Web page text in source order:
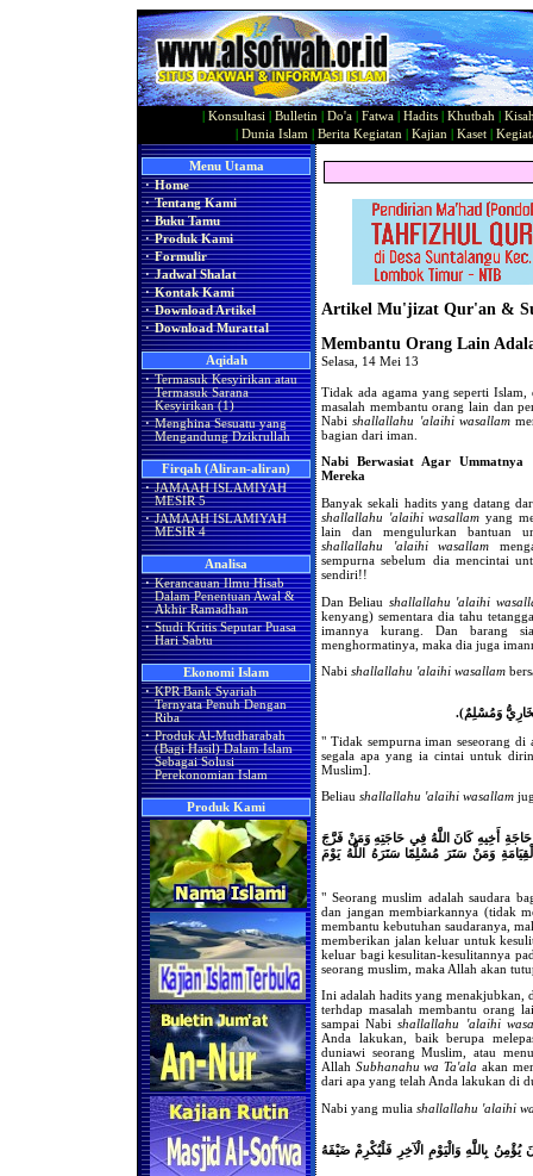
Konsultasi Bulletin Do'a Fatwa Hadits Khutbah
Dunia Islam Berita Kegiatan Kajian Kaset|
Menu Utama
· Home
· Tentang Kami
· Buku Tamu
· Produk Kami
· Formulir
· Jadwal Shalat
· Kontak Kami
· Download Artikel
· Download Murattal
Aqidah
· Termasuk Kesyirikan atau
Termasuk Sarana
Kesyirikan (1)
· Menghina Sesuatu yang
Mengandung Dzikrullah
Firqah (Aliran-aliran)
· JAMAAH ISLAMIYAH
MESIR 5
· JAMAAH ISLAMIYAH
MESIR 4
Analisa
· Kerancauan Ilmu Hisab
Dalam Penentuan Awal &
Akhir Ramadhan
· Studi Kritis Seputar Puasa
Hari Sabtu
Ekonomi Islam
· KPR Bank Syariah
Ternyata Penuh Dengan
Riba
· Produk Al-Mudharabah
(Bagi Hasil) Dalam Islam
Sebagai Solusi
Perekonomian Islam
Produk Kami
Artikel Mu'jizat Qur'an &
Membantu Orang Lain
Selasa, 14 Mei 13
Tidak ada agama yang seperti
masalah membantu orang lain dan
Nabishallallahu 'alaihi wasallam
bagian dari iman.
Nabi Berwasiat Agar Ummatnya
Mereka
Banyak sekali hadits yang datang
shallallahu 'alaihi wasallam yang
lain dan mengulurkan bantuan
shallallahu 'alaihi wasallam
sempurna sebelum dia mencintai
sendiri!!
Dan Beliau shallallahu 'alaihi
kenyang) sementara dia tahu
imannya kurang. Dan barang
menghormatinya, maka dia juga
Nabi shallallahu 'alaihi wasallam
وَمُسْلِمٌ).
" Tidak sempurna iman seseorang
segala apa yang ia cintai untuk
Muslim].
Beliau shallallahu 'alaihi wasallam
أَخِيهِ كَانَ اللَّهُ فِي حَاجَتِهِ وَمَنْ فَرَّجَ
وَمَنْ سَتَرَ مُسْلِمًا سَتَرَهُ اللَّهُ يَوْمَ
" Seorang muslim adalah saudara
dan jangan membiarkannya (tidak
membantu kebutuhan saudaranya,
memberikan jalan keluar untuk
keluar bagi kesulitan-kesulitannya
seorang muslim, maka Allah akan
Ini adalah hadits yang menakjubkan,
terhdap masalah membantu orang
sampai Nabishallallahu 'alaihi
Anda lakukan, baik berupa
duniawi seorang Muslim, atau
Allah Subhanahu wa Ta'ala akan
dari apa yang telah Anda lakukan di
Nabi yang mulia shallallahu 'alaihi
يُؤْمِنُ بِاللَّهِ وَالْيَوْمِ الْآخِرِ فَلْيُكْرِمْ ضَيْفَهُ